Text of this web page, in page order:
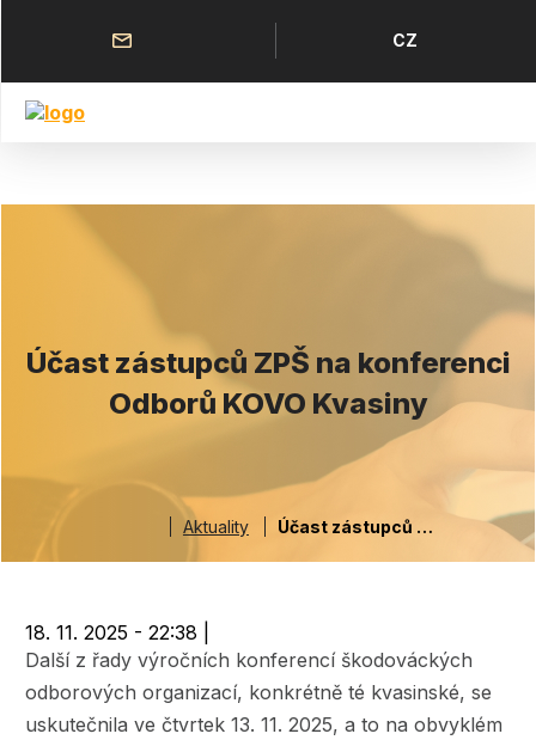
obsahu
Horní
menu
Jazyk
CZ
Účast zástupců ZPŠ na konferenci
Odborů KOVO Kvasiny
DrobečkováAktuality Účast zástupců ZPŠ na konferenci Odborů KOVO Kvasiny
18. 11. 2025 - 22:38
Další z řady výročních konferencí škodováckých
odborových organizací, konkrétně té kvasinské, se
uskutečnila ve čtvrtek 13. 11. 2025, a to na obvyklém